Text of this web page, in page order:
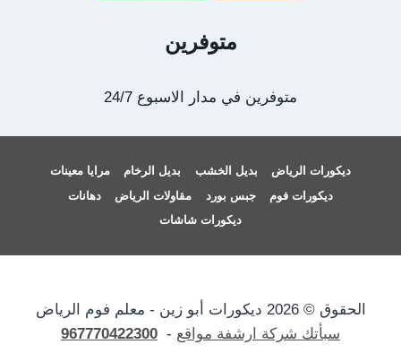
متوفرين
متوفرين في مدار الاسبوع 24/7
ديكورات الرياض بديل الخشب بديل الرخام
مرايا معينات
ديكورات فوم
جبس بورد مقاولات الرياض
دهانات
ديكورات شاشات
الحقوق © 2026 ديكورات أبو زين - معلم فوم الرياض
سبأتك شركة ارشفة مواقع -
967770422300